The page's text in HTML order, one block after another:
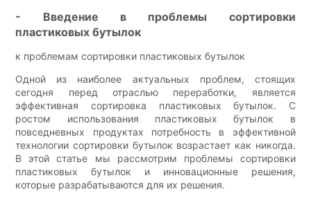
- Введение в проблемы сортировки
пластиковых бутылок
к проблемам сортировки пластиковых бутылок
Одной из наиболее актуальных проблем, стоящих
сегодня перед отраслью переработки, является
эффективная сортировка пластиковых бутылок. С
ростом использования пластиковых бутылок в
повседневных продуктах потребность в эффективной
технологии сортировки бутылок возрастает как никогда.
В этой статье мы рассмотрим проблемы сортировки
пластиковых бутылок и инновационные решения,
которые разрабатываются для их решения.